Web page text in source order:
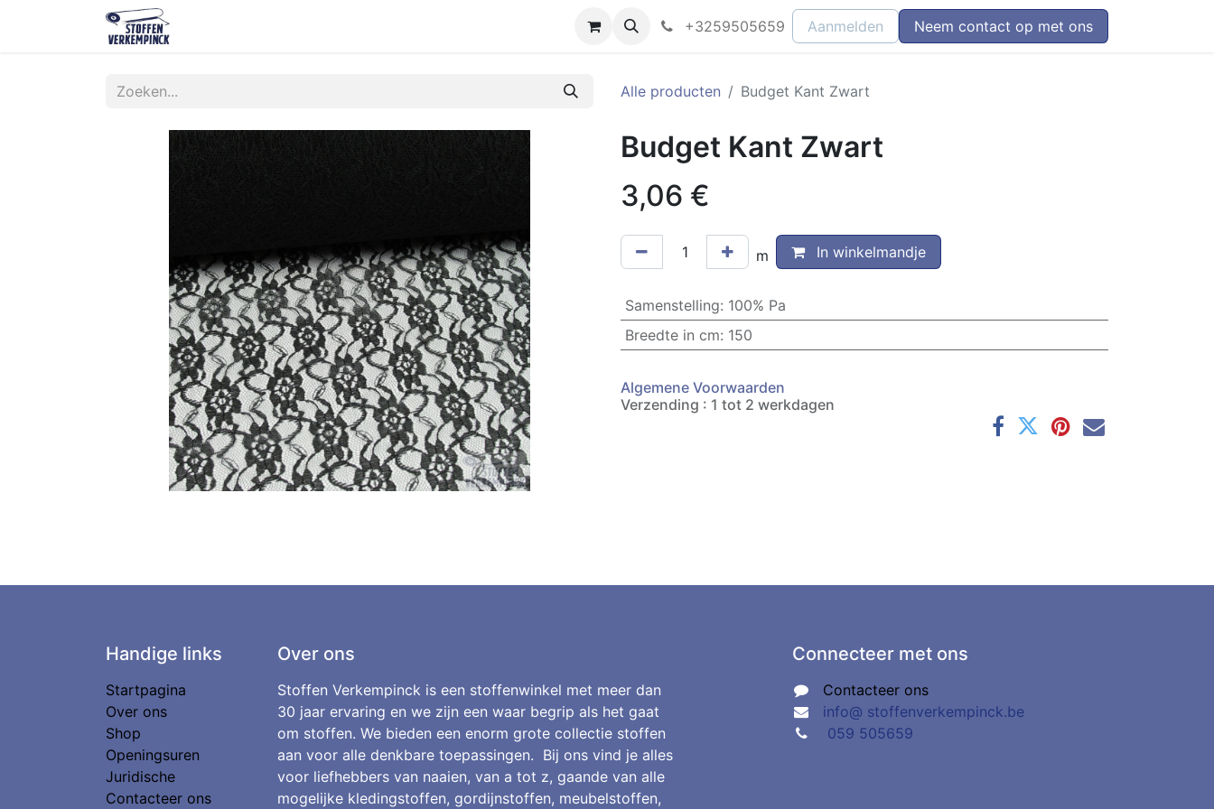
+3259505659 Aanmelden Neem contact op met ons
Alle producten Budget Kant Zwart
Budget Kant Zwart
3,06 €
m In winkelmandje
Samenstelling: 100% Pa
Breedte in cm: 150
Algemene Voorwaarden
Verzending : 1 tot 2 werkdagen
Handige links
Startpagina
Over ons
Shop
Openingsuren
Juridische
Contacteer ons
Over ons
Stoffen Verkempinck is een stoffenwinkel met meer dan
30 jaar ervaring en we zijn een waar begrip als het gaat
om stoffen. We bieden een enorm grote collectie stoffen
aan voor alle denkbare toepassingen. Bij ons vind je alles
voor liefhebbers van naaien, van a tot z, gaande van alle
mogelijke kledingstoffen, gordijnstoffen, meubelstoffen,
Connecteer met ons
Contacteer ons
info@ stoffenverkempinck.be
059 505659